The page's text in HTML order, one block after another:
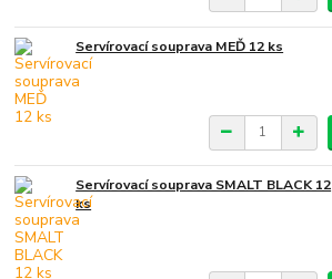
Servírovací souprava MEĎ 12 ks
Servírovací souprava SMALT BLACK 12
ks